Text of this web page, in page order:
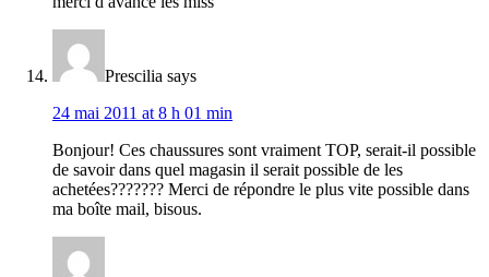
Prescilia says
24 mai 2011 at 8 h 01 min
Bonjour! Ces chaussures sont vraiment TOP, serait-il possible
de savoir dans quel magasin il serait possible de les
achetées??????? Merci de répondre le plus vite possible dans
ma boîte mail, bisous.